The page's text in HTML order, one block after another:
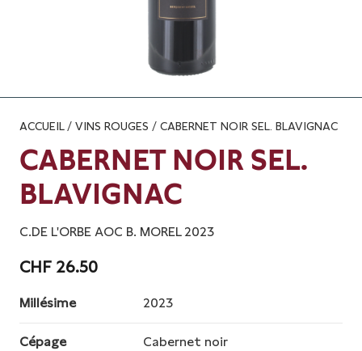
ACCUEIL/ VINS ROUGES / CABERNET NOIR SEL. BLAVIGNAC
CABERNET NOIR SEL.
BLAVIGNAC
C.DE L'ORBE AOC B. MOREL 2023
CHF 26.50
Millésime 2023
Cépage Cabernet noir